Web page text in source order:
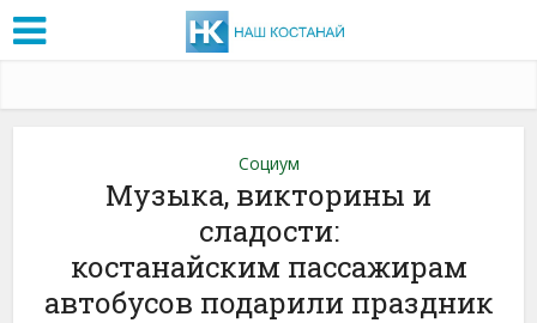
Социум
Музыка, викторины и
сладости:
костанайским пассажирам
автобусов подарили праздник